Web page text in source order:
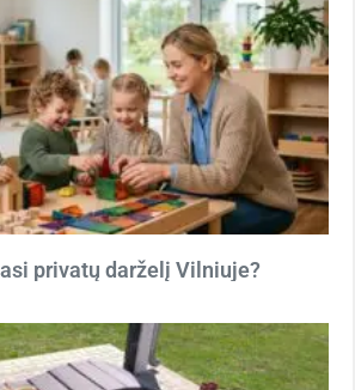
privatų darželį Vilniuje?